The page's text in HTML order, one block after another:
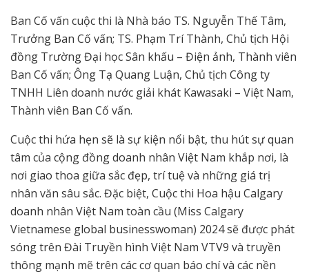
Ban Cố vấn cuộc thi là Nhà báo TS. Nguyễn Thế Tâm,
Trưởng Ban Cố vấn; TS. Phạm Trí Thành, Chủ tịch Hội
đồng Trường Đại học Sân khấu – Điện ảnh, Thành viên
Ban Cố vấn; Ông Tạ Quang Luận, Chủ tịch Công ty
TNHH Liên doanh nước giải khát Kawasaki – Việt Nam,
Thành viên Ban Cố vấn.
Cuộc thi hứa hẹn sẽ là sự kiện nổi bật, thu hút sự quan
tâm của cộng đồng doanh nhân Việt Nam khắp nơi, là
nơi giao thoa giữa sắc đẹp, trí tuệ và những giá trị
nhân văn sâu sắc. Đặc biệt, Cuộc thi Hoa hậu Calgary
doanh nhân Việt Nam toàn cầu (Miss Calgary
Vietnamese global businesswoman) 2024 sẽ được phát
sóng trên Đài Truyền hình Việt Nam VTV9 và truyền
thông mạnh mẽ trên các cơ quan báo chí và các nền